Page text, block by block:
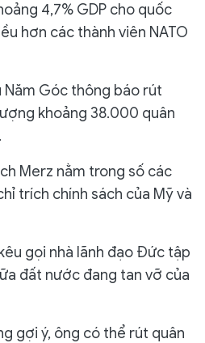
4,7% GDP cho quốc
hơn các thành viên NATO
Năm Góc thông báo rút
khoảng 38.000 quân
Merz nằm trong số các
trích chính sách của Mỹ và
gọi nhà lãnh đạo Đức tập
đất nước đang tan vỡ của
gợi ý, ông có thể rút quân